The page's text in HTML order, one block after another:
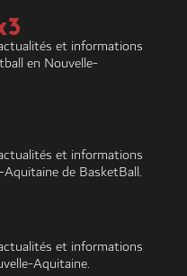
et informations
en Nouvelle-
et informations
de BasketBall.
et informations
Aquitaine.